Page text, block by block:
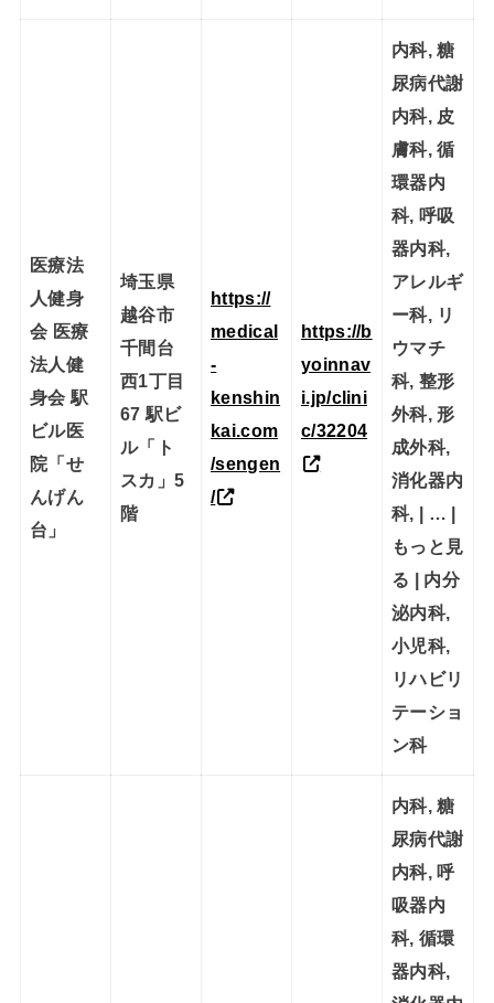
医療法
人健身
会 医療
法人健
身会 駅
ビル医
院「せ
んげん
台」
埼玉県
越谷市
千間台
西1丁目
67 駅ビ
ル「ト
スカ」5
階
https://
medical
-
kenshin
kai.com
/sengen
/
https://b
yoinnav
i.jp/clini
c/32204
内科, 糖
尿病代謝
内科, 皮
膚科, 循
環器内
科, 呼吸
器内科,
アレルギ
ー科, リ
ウマチ
科, 整形
外科, 形
成外科,
消化器内
科, | … |
もっと見
る | 内分
泌内科,
小児科,
リハビリ
テーショ
ン科
内科, 糖
尿病代謝
内科, 呼
吸器内
科, 循環
器内科,